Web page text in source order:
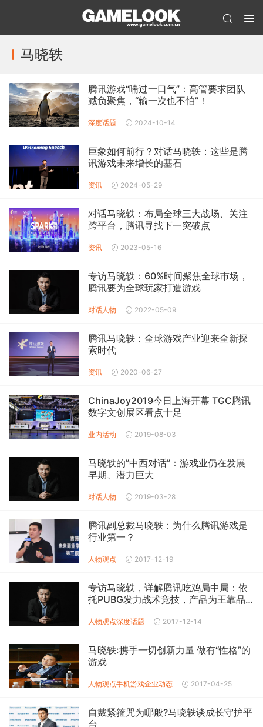
马晓轶
腾讯游戏“喘过一口气”：高管要求团队
减负聚焦，“输一次也不怕”！
深度话题 2024-10-14
巨象如何前行？对话马晓轶：这些是腾
讯游戏未来增长的基石
资讯 2024-05-29
对话马晓轶：布局全球三大战场、关注
跨平台，腾讯寻找下一突破点
资讯 2023-05-16
专访马晓轶：60%时间聚焦全球市场，
腾讯要为全球玩家打造游戏
对话人物 2022-05-09
腾讯马晓轶：全球游戏产业迎来全新探
索时代
资讯 2020-06-27
ChinaJoy2019今日上海开幕 TGC腾讯
数字文创展区看点十足
业内活动 2019-08-03
马晓轶的”中西对话”：游戏业仍在发展
早期、潜力巨大
对话人物 2019-03-28
腾讯副总裁马晓轶：为什么腾讯游戏是
行业第一？
人物观点 2017-12-19
专访马晓轶，详解腾讯吃鸡局中局：依
托PUBG发力战术竞技，产品为王靠品
人物观点深度话题 2017-12-14
马晓轶:携手一切创新力量 做有“性格”的
游戏
人物观点手机游戏企业动态 2017-04-25
自戴紧箍咒为哪般?马晓轶谈成长守护平
台